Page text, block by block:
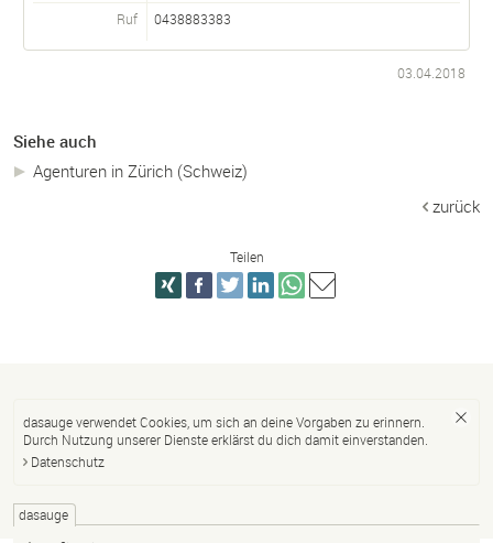
Ruf 0438883383
03.04.2018
Siehe auch
Agenturen in Zürich (Schweiz)
zurück
Teilen
dasauge verwendet Cookies, um sich an deine Vorgaben zu erinnern.
Durch Nutzung unserer Dienste erklärst du dich damit einverstanden.
Datenschutz
dasauge